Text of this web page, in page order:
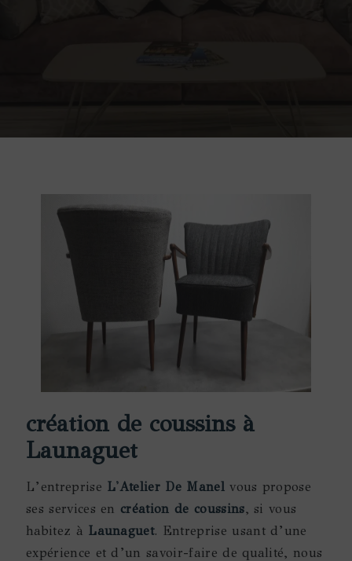
création de coussins à
Launaguet
L’entreprise L'Atelier De Manelvous propose
ses services en création de coussins, si vous
habitez à Launaguet. Entreprise usant d’une
expérience et d’un savoir-faire de qualité, nous